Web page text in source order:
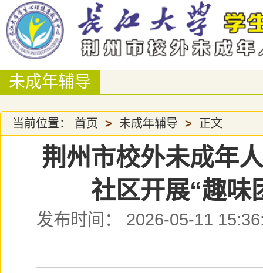
未成年辅导
当前位置： 首页 > 未成年辅导 > 正文
荆州市校外未成年
社区开展“趣味
发布时间： 2026-05-11